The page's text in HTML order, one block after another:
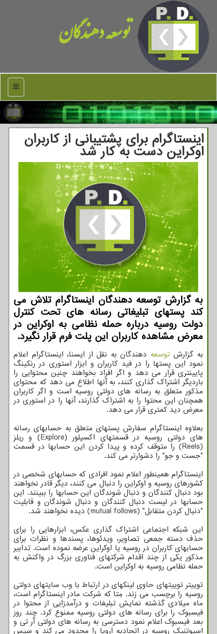
توسعه دهندگان
منو
اینستاگرام برای پشتیبانی از کاربران
اوکراین دست به کار شد
به گزارش توسعه دهندگان اینستاگرام تلاش می
کند پستهای تبلیغاتی رسانه های تحت کنترل
دولت روسیه درباره حمله نظامی به اوکراین در
معرض مشاهده کاربران این پلت فرم قرار نگیرد.
به گزارشتوسعه دهندگان به نقل از ایسنا، اینستاگرام اعلام
نمود این پستها را در فید کاربران و ابزار استوری در رنکینگ
پایینتری قرار می دهد و اگر افراد بخواهند چنین محتوایی را
باردیگر اشتراک گذاری کنند، به آنها اطلاع می دهد که محتوای
مذکور متعلق به رسانه های دولتی روسیه است و اگر کاربران
همچنان این محتوا را به اشتراک گذارند، آنها را در استوری در
معرض دید کمتری قرار می دهد.
بعلاوه اینستاگرام سفارش پستهای متعلق به حسابهای رسانه
های دولتی روسیه در قسمتهای اکسپلور (Explore) و ریلز
(Reels) را متوقف کرده و پیدا کردن این حسابها در قسمت
"جست و جو" را دشوارتر می کند.
اینستاگرام همینطور اعلام نمود افرادی که حسابهای شخصی در
کشورهای روسیه و اوکراین را دنبال می کنند، دیگر قادر نخواهند
بود دنبال کنندگان و دنبال شوندگان این حسابها را ببینند. این
حسابها در لیست دنبال کنندگان و دنبال شوندگان و قابلیت
"دنبال کردن متقابل" (mutual follows) دیده نخواهند شد.
این شبکه اجتماعی اشتراک گذاری عکس، ابزارهایی را برای
حذف دسته جمعی تصاویر، ویدئوها، پسندها و نظرات برای
حسابهای کاربران در روسیه یا اوکراین عرضه نموده است. تدابیر
مذکور یکی از چند اقدام شرکتهای فناوری بزرگ در واکنش به
حمله نظامی روسیه به اوکراین است.
توییتر توییتهای حاوی لینکهای در ارتباط با وب سایتهای دولتی
روسیه را برچسب می زند. مِتا که شرکت مادر اینستاگرام است،
ماه میلادی گذشته نمایش تبلیغات و درآمدزایی از محتوا در
فیسبوک را برای رسانه های دولتی روسیه ممنوع کرد. چند روز
بعد فیسبوک اعلام نمود دسترسی به رسانه های دولتی آر تی و
اسپوتنیک روسیه در اتحادیه اروپا را محدود می کند و سپس